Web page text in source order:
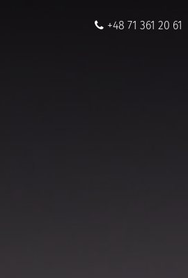
+48 71 361 20 61